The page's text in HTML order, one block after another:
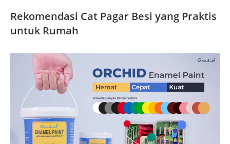
Rekomendasi Cat Pagar Besi yang Praktis
untuk Rumah